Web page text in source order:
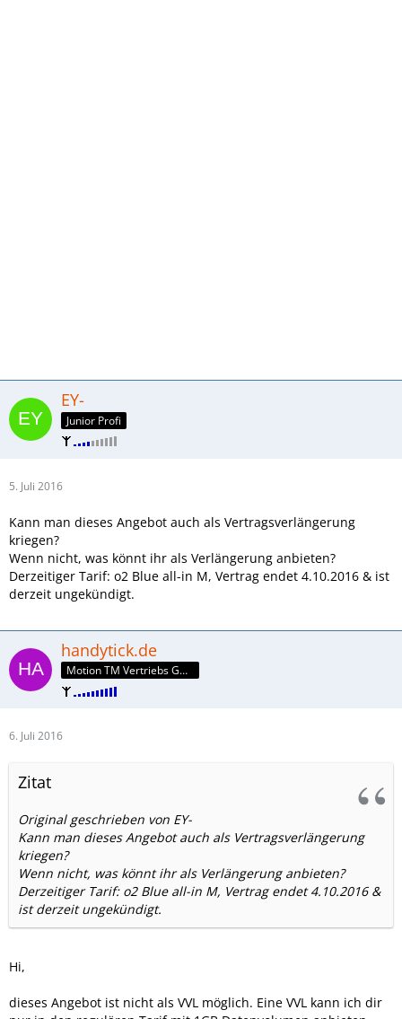
EY-
Junior Profi
5. Juli 2016
Kann man dieses Angebot auch als Vertragsverlängerung
kriegen?
Wenn nicht, was könnt ihr als Verlängerung anbieten?
Derzeitiger Tarif: o2 Blue all-in M, Vertrag endet 4.10.2016 & ist
derzeit ungekündigt.
handytick.de
Motion TM Vertriebs GmbH
6. Juli 2016
Zitat
Original geschrieben von EY-
Kann man dieses Angebot auch als Vertragsverlängerung
kriegen?
Wenn nicht, was könnt ihr als Verlängerung anbieten?
Derzeitiger Tarif: o2 Blue all-in M, Vertrag endet 4.10.2016 &
ist derzeit ungekündigt.
Hi,
dieses Angebot ist nicht als VVL möglich. Eine VVL kann ich dir